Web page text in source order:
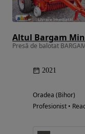
Altul Bargam Mini
Presă de balotat
2021
Oradea (Bihor)
Profesionist •